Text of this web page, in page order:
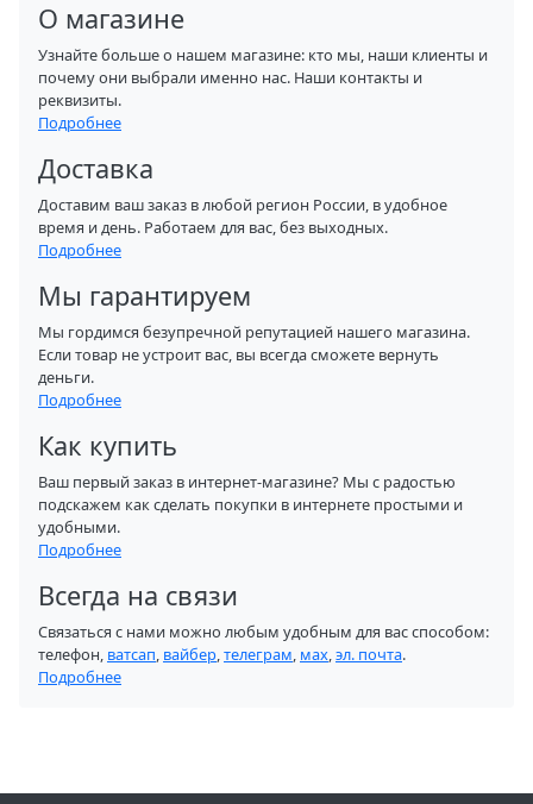
О магазине
Узнайте больше о нашем магазине: кто мы, наши клиенты и
почему они выбрали именно нас. Наши контакты и
реквизиты.
Подробнее
Доставка
Доставим ваш заказ в любой регион России, в удобное
время и день. Работаем для вас, без выходных.
Подробнее
Мы гарантируем
Мы гордимся безупречной репутацией нашего магазина.
Если товар не устроит вас, вы всегда сможете вернуть
деньги.
Подробнее
Как купить
Ваш первый заказ в интернет-магазине? Мы с радостью
подскажем как сделать покупки в интернете простыми и
удобными.
Подробнее
Всегда на связи
Связаться с нами можно любым удобным для вас способом:
телефон, ватсап, вайбер,телеграм, мах,эл. почта.
Подробнее